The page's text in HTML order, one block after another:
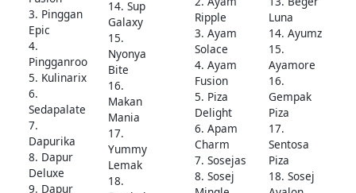
3. Pinggan
Epic
4.
Pingganroo
5. Kulinarix
6.
Sedapalate
7.
Dapurika
8. Dapur
Deluxe
9. Dapur
14. Sup
Galaxy
15.
Nyonya
Bite
16.
Makan
Mania
17.
Yummy
Lemak
18.
Ripple
3. Ayam
Solace
4. Ayam
Fusion
5. Piza
Delight
6. Apam
Charm
7. Sosejas
8. Sosej
Luna
14. Ayumz
15.
Ayamore
16.
Gempak
Piza
17.
Sentosa
Piza
18. Sosej